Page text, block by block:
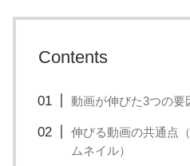
Contents
動画が伸びた3つの要
伸びる動画の共通点
ムネイル）